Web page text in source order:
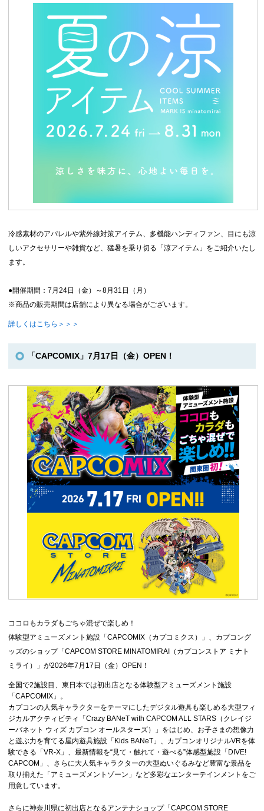
冷感素材のアパレルや紫外線対策アイテム、多機能ハンディファン、目にも涼
しいアクセサリーや雑貨など、猛暑を乗り切る「涼アイテム」をご紹介いたし
ます。
●開催期間：7月24日（金）～8月31日（月）
※商品の販売期間は店舗により異なる場合がございます。
詳しくはこちら＞＞＞
「CAPCOMIX」7月17日（金）OPEN！
ココロもカラダもごちゃ混ぜで楽しめ！
体験型アミューズメント施設「CAPCOMIX（カプコミクス）」、カプコング
ッズのショップ「CAPCOM STORE MINATOMIRAI（カプコンストア ミナト
ミライ）」が2026年7月17日（金）OPEN！
全国で2施設目、東日本では初出店となる体験型アミューズメント施設
「CAPCOMIX」。
カプコンの人気キャラクターをテーマにしたデジタル遊具も楽しめる大型フィ
ジカルアクティビティ「Crazy BANeT with CAPCOM ALL STARS（クレイジ
ーバネット ウィズ カプコン オールスターズ）」をはじめ、お子さまの想像力
と遊ぶ力を育てる屋内遊具施設「Kids BANeT」、カプコンオリジナルVRを体
験できる「VR-X」、最新情報を“見て・触れて・遊べる”体感型施設「DIVE!
CAPCOM」、さらに大人気キャラクターの大型ぬいぐるみなど豊富な景品を
取り揃えた「アミューズメントゾーン」など多彩なエンターテインメントをご
用意しています。
さらに神奈川県に初出店となるアンテナショップ「CAPCOM STORE